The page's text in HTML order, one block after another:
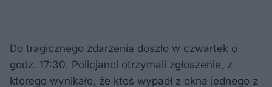
Do tragicznego zdarzenia doszło w czwartek o
godz. 17:30. Policjanci otrzymali zgłoszenie, z
którego wynikało, że ktoś wypadł z okna jednego z